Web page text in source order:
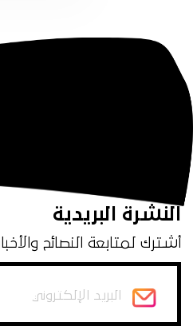
النشرة البريدية
أشترك لمتابعة النصائح